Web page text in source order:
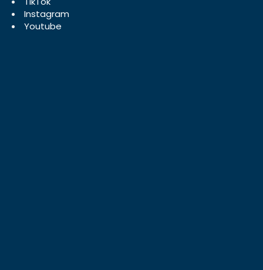
Instagram
Youtube